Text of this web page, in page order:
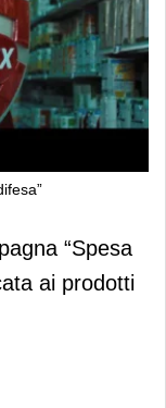
“Spesa
ai prodotti